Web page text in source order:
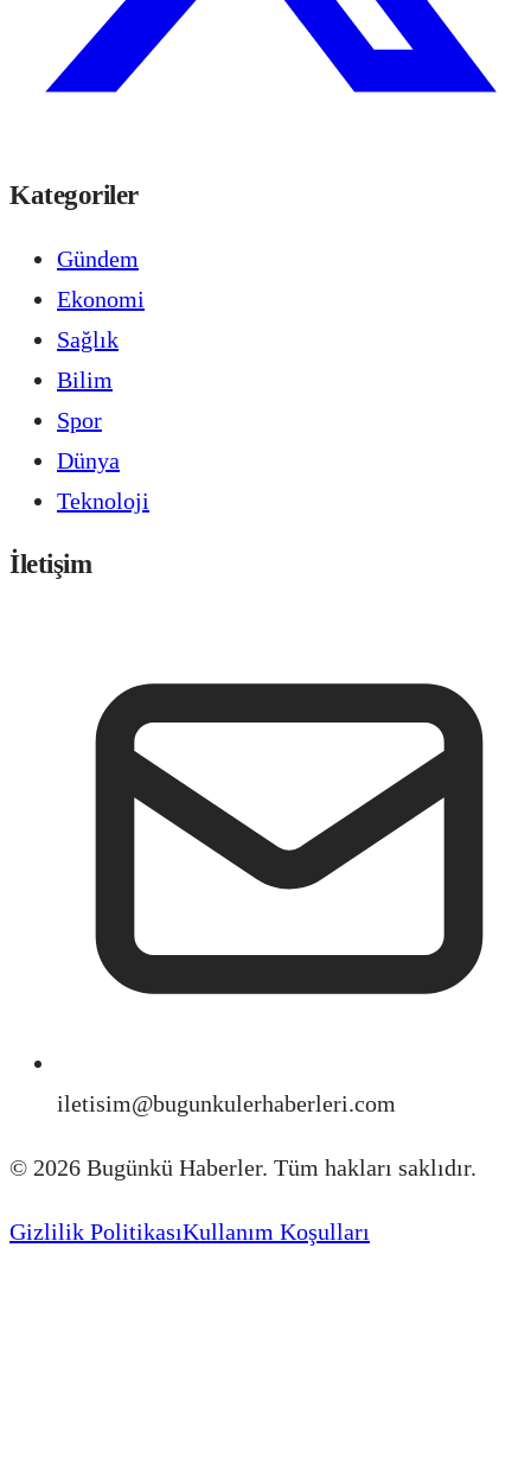
Kategoriler
Gündem
Ekonomi
Sağlık
Bilim
Spor
Dünya
Teknoloji
İletişim
iletisim@bugunkulerhaberleri.com
© 2026 Bugünkü Haberler. Tüm hakları saklıdır.
Gizlilik PolitikasıKullanım Koşulları